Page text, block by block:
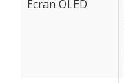
Écran OLED